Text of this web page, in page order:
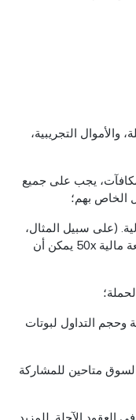
والأموال التجريبية،
يجب على جميع
الخاص بهم؛
(على سبيل المثال،
فتح وإغلاق مركز برأس مال 50 USDT ورافعة مالية 50x يمكن أن
وحجم التداول لبوتات
متاحين للمشاركة